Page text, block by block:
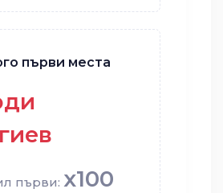
първи места
първи: x100